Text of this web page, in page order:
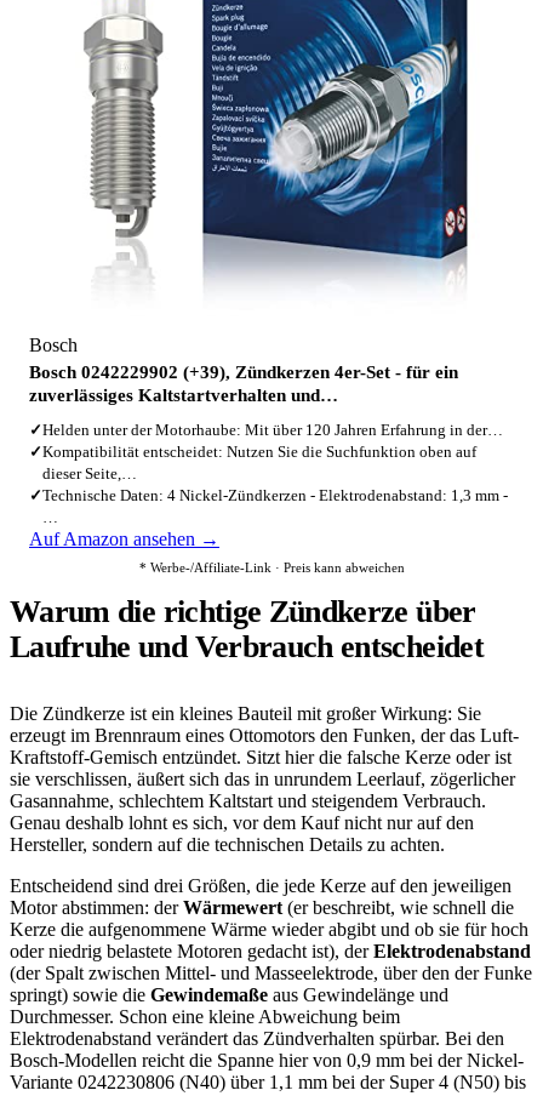
Bosch
Bosch 0242229902 (+39), Zündkerzen 4er-Set - für ein
zuverlässiges Kaltstartverhalten und…
✓Helden unter der Motorhaube: Mit über 120 Jahren Erfahrung in der…
✓Kompatibilität entscheidet: Nutzen Sie die Suchfunktion oben auf
dieser Seite,…
✓Technische Daten: 4 Nickel-Zündkerzen - Elektrodenabstand: 1,3 mm -
…
Auf Amazon ansehen →
* Werbe-/Affiliate-Link · Preis kann abweichen
Warum die richtige Zündkerze über
Laufruhe und Verbrauch entscheidet
Die Zündkerze ist ein kleines Bauteil mit großer Wirkung: Sie
erzeugt im Brennraum eines Ottomotors den Funken, der das Luft-
Kraftstoff-Gemisch entzündet. Sitzt hier die falsche Kerze oder ist
sie verschlissen, äußert sich das in unrundem Leerlauf, zögerlicher
Gasannahme, schlechtem Kaltstart und steigendem Verbrauch.
Genau deshalb lohnt es sich, vor dem Kauf nicht nur auf den
Hersteller, sondern auf die technischen Details zu achten.
Entscheidend sind drei Größen, die jede Kerze auf den jeweiligen
Motor abstimmen: derWärmewert (er beschreibt, wie schnell die
Kerze die aufgenommene Wärme wieder abgibt und ob sie für hoch
oder niedrig belastete Motoren gedacht ist), derElektrodenabstand
(der Spalt zwischen Mittel- und Masseelektrode, über den der Funke
springt) sowie die Gewindemaße aus Gewindelänge und
Durchmesser. Schon eine kleine Abweichung beim
Elektrodenabstand verändert das Zündverhalten spürbar. Bei den
Bosch-Modellen reicht die Spanne hier von 0,9 mm bei der Nickel-
Variante 0242230806 (N40) über 1,1 mm bei der Super 4 (N50) bis